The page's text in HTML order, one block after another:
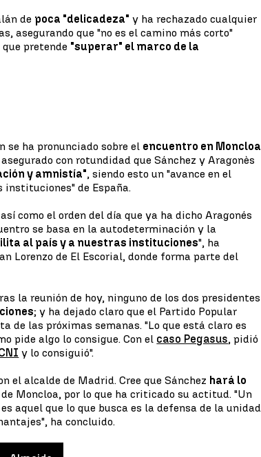
de poca "delicadeza" y ha rechazado cualquier
asegurando que "no es el camino más corto"
pretende "superar" el marco de la
se ha pronunciado sobre el encuentro en Moncloa
con rotundidad que Sánchez y Aragonès
y amnistía", siendo esto un "avance en el
de España.
como el orden del día que ya ha dicho Aragonés
se basa en la autodeterminación y la
al país y a nuestras instituciones", ha
Lorenzo de El Escorial, donde forma parte del
la reunión de hoy, ninguno de los dos presidentes
; y ha dejado claro que el Partido Popular
de las próximas semanas. "Lo que está claro es
pide algo lo consigue. Con el caso Pegasus, pidió
y lo consiguió".
el alcalde de Madrid. Cree que Sánchez hará lo
de Moncloa, por lo que ha criticado su actitud. "Un
aquel que lo que busca es la defensa de la unidad
ha concluido.